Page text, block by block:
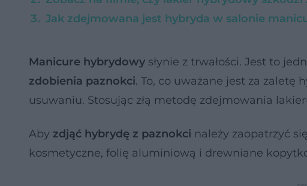
Jak zdejmowana jest hybryda w salonie
Manicure hybrydowy słynie z trwałości. Jest to
zdobienia paznokci. To, co uważane jest za zaletę
usuwaniu. Stosując złą metodę zdejmowania
Aby zdjąć hybrydę z paznokci należy zaopatrzyć
kosmetyczne, folię aluminiową i drewniane